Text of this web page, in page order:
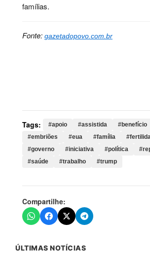
famílias.
Fonte: gazetadopovo.com.br
Tags: #apoio #assistida #benefício
#embriões
#eua #família
#governo
#iniciativa #política
#saúde
#trabalho #trump
Compartilhe:
ÚLTIMAS NOTÍCIAS